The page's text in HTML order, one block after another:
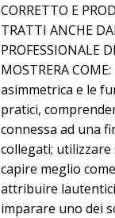
CORRETTO E
TRATTI ANCHE
PROFESSIONALE
MOSTRERA
asimmetrica e le
pratici,
connessa ad una
collegati; utilizzare
capire meglio
attribuire
imparare uno dei